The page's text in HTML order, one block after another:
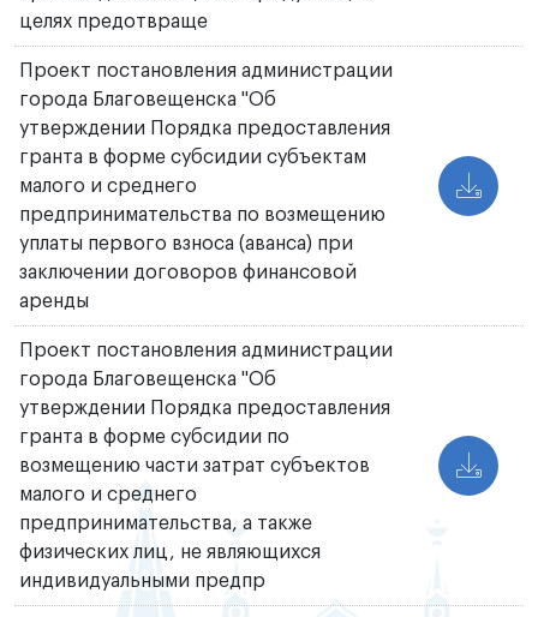
целях предотвраще
Проект постановления администрации
города Благовещенска "Об
утверждении Порядка предоставления
гранта в форме субсидии субъектам
малого и среднего
предпринимательства по возмещению
уплаты первого взноса (аванса) при
заключении договоров финансовой
аренды
Проект постановления администрации
города Благовещенска "Об
утверждении Порядка предоставления
гранта в форме субсидии по
возмещению части затрат субъектов
малого и среднего
предпринимательства, а также
физических лиц, не являющихся
индивидуальными предпр